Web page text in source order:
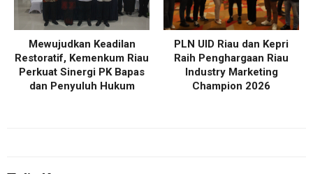
Mewujudkan Keadilan
Restoratif, Kemenkum Riau
Perkuat Sinergi PK Bapas
dan Penyuluh Hukum
PLN UID Riau dan Kepri
Raih Penghargaan Riau
Industry Marketing
Champion 2026